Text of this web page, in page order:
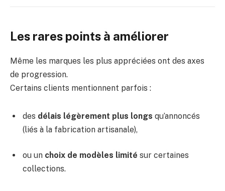
Les rares points à améliorer
Même les marques les plus appréciées ont des axes
de progression.
Certains clients mentionnent parfois :
des délais légèrement plus longs qu’annoncés
(liés à la fabrication artisanale),
ou un choix de modèles limité sur certaines
collections.